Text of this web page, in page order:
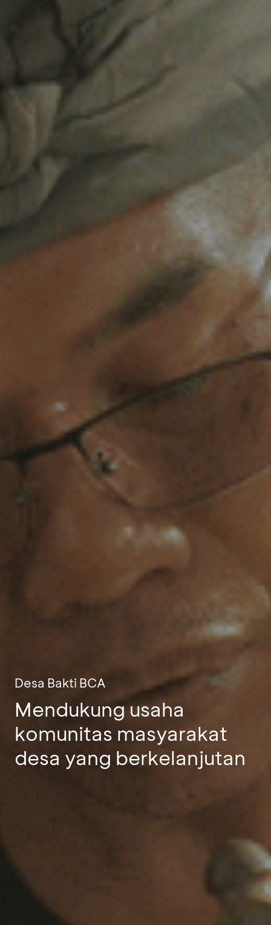
Desa Bakti BCA
Mendukung usaha
komunitas masyarakat
desa yang berkelanjutan